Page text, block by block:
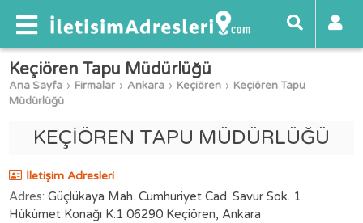
Keçiören Tapu Müdürlüğü
Ana Sayfa Firmalar Ankara Keçiören
Keçiören Tapu
Müdürlüğü
KEÇİÖREN TAPU MÜDÜRLÜĞÜ
İletişim Adresleri
Adres: Güçlükaya Mah. Cumhuriyet Cad. Savur Sok. 1
Hükümet Konağı K:1 06290 Keçiören, Ankara